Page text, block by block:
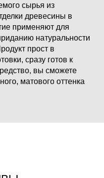
сырья из
древесины в
применяют для
натуральности
прост в
сразу готов к
вы сможете
матового оттенка